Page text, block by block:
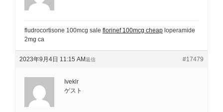
fludrocortisone 100mcg sale florinef 100mcg cheap loperamide
2mg ca
2023年9月4日 11:15 AM #17479
返信
Iveklr
ゲスト